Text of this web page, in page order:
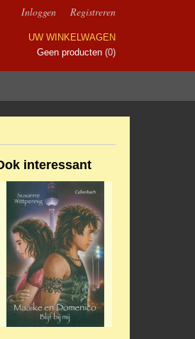
Inloggen Registreren
UW WINKELWAGEN
Geen producten (0)
interessant